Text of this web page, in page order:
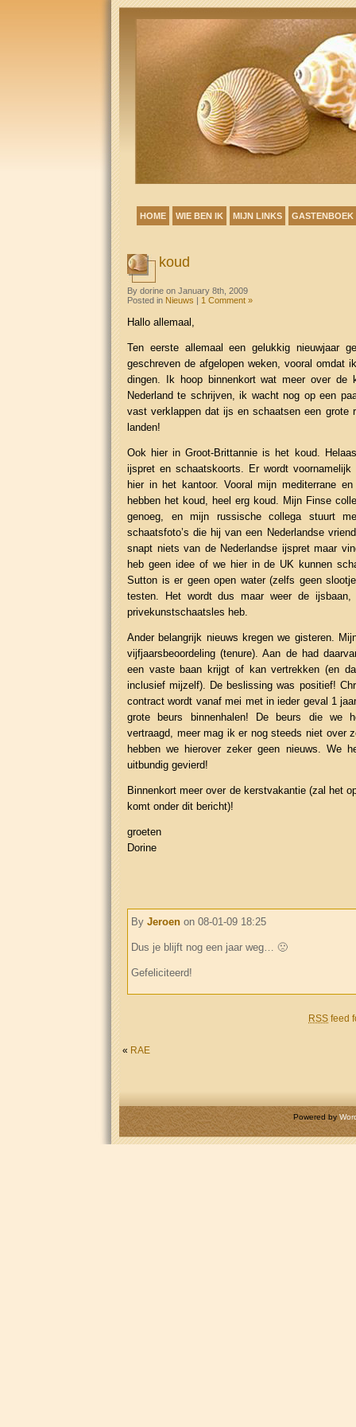
HOME WIE BEN IK MIJN LINKS GASTENBOEK
koud
By dorine on January 8th, 2009
Posted in Nieuws | 1 Comment »
Hallo allemaal,
Ten eerste allemaal een gelukkig nieuwjaar
geschreven de afgelopen weken, vooral omdat
dingen. Ik hoop binnenkort wat meer over de
Nederland te schrijven, ik wacht nog op een
vast verklappen dat ijs en schaatsen een grote
landen!
Ook hier in Groot-Brittannie is het koud.
ijspret en schaatskoorts. Er wordt
hier in het kantoor. Vooral mijn mediterrane en
hebben het koud, heel erg koud. Mijn Finse
genoeg, en mijn russische collega stuurt
schaatsfoto’s die hij van een Nederlandse
snapt niets van de Nederlandse ijspret maar
heb geen idee of we hier in de UK kunnen
Sutton is er geen open water (zelfs geen
testen. Het wordt dus maar weer de ijsbaan,
privekunstschaatsles heb.
Ander belangrijk nieuws kregen we gisteren.
vijfjaarsbeoordeling (tenure). Aan de had
een vaste baan krijgt of kan vertrekken (en
inclusief mijzelf). De beslissing was positief!
contract wordt vanaf mei met in ieder geval 1
grote beurs binnenhalen! De beurs die we
vertraagd, meer mag ik er nog steeds niet over
hebben we hierover zeker geen nieuws. We
uitbundig gevierd!
Binnenkort meer over de kerstvakantie (zal het
komt onder dit bericht)!
groeten
Dorine
By Jeroenon 08-01-09 18:25
Dus je blijft nog een jaar weg… 🙁
Gefeliciteerd!
RSS feed
« RAE
Powered by